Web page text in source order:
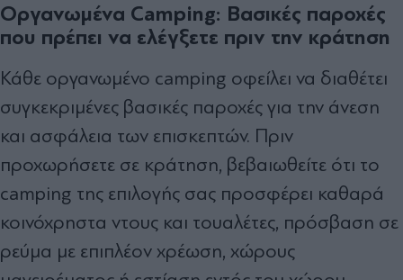
Οργανωμένα Camping: Βασικές παροχές
που πρέπει να ελέγξετε πριν την κράτηση
Κάθε οργανωμένο camping οφείλει να διαθέτει
συγκεκριμένες βασικές παροχές για την άνεση
και ασφάλεια των επισκεπτών. Πριν
προχωρήσετε σε κράτηση, βεβαιωθείτε ότι το
camping της επιλογής σας προσφέρει καθαρά
κοινόχρηστα ντους και τουαλέτες, πρόσβαση σε
ρεύμα με επιπλέον χρέωση, χώρους